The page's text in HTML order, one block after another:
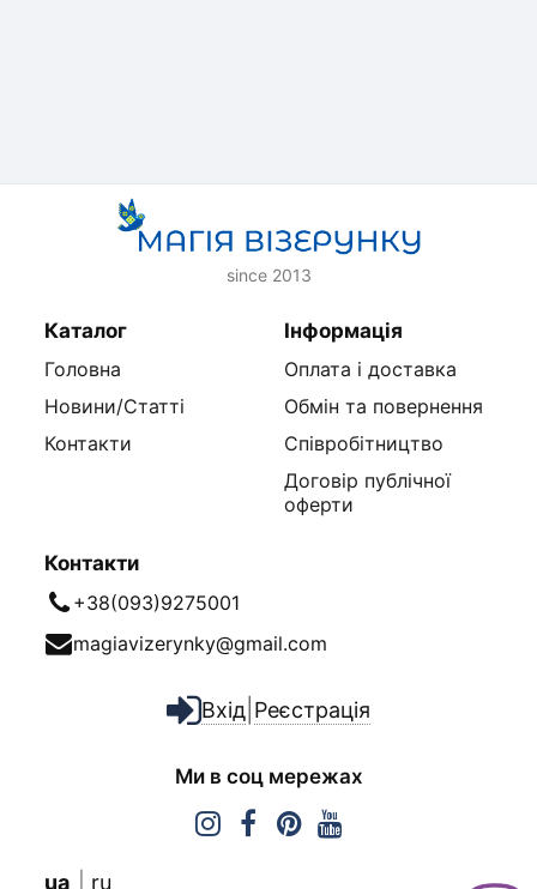
since 2013
Каталог
Головна
Новини/Статті
Контакти
Інформація
Оплата і доставка
Обмін та повернення
Співробітництво
Договір публічної
оферти
Контакти
+38(093)9275001
magiavizerynky@gmail.com
Вхід Реєстрація
Ми в соц мережах
ua ru